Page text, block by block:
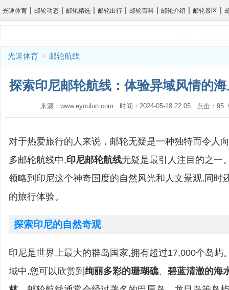
光速体育 | 邮轮动态 | 邮轮精选 | 邮轮出行 | 邮轮百科 | 邮轮介绍 | 邮轮景区 |
光速体育 > 邮轮航线
探索印尼邮轮航线：体验异域风情的
来源：www.eyoulun.com 时间：2024-05-18 22:05 点击：
对于热爱旅行的人来说，邮轮无疑是一种独特而令人
多邮轮航线中,印尼邮轮航线无疑是最引人注目的之一
领略到印尼这个神奇国度的自然风光和人文景观,同时
的旅行体验。
探索印尼的自然奇观
印尼是世界上最大的群岛国家,拥有超过17,000个岛屿
域中,您可以欣赏到 绚丽多彩的珊瑚礁、 碧蓝清澈的海